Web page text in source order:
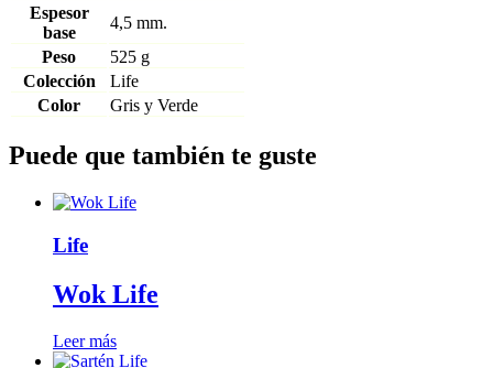
Espesor
base
4,5 mm.
Peso
525 g
Colección
Life
Color
Gris y Verde
Puede que también te guste
Life
Wok Life
Leer más